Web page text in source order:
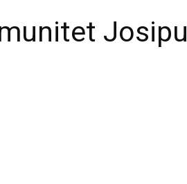
Josipu